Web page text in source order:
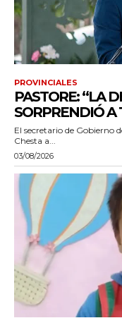
PROVINCIALES
PASTORE: “LA
SORPRENDIÓ A
El secretario de Gobierno
Chesta a...
03/08/2026